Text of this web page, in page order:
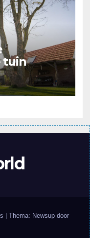
tuin
Thema: Newsup door